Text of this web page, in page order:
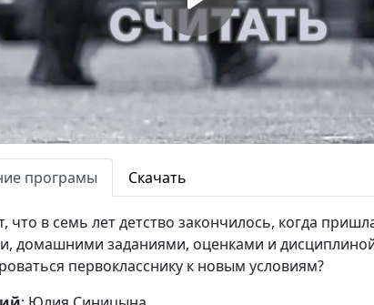
програмы Скачать
что в семь лет детство закончилось, когда
домашними заданиями, оценками и
первокласснику к новым условиям?